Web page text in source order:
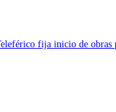
fija inicio de obras